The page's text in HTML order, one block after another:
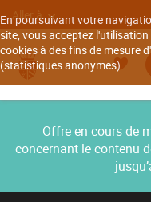
En poursuivant votre
site, vous acceptez l'utilisation
cookies à des fins de mesure
(statistiques anonymes).
Aller à
Offre en cours de
concernant le contenu